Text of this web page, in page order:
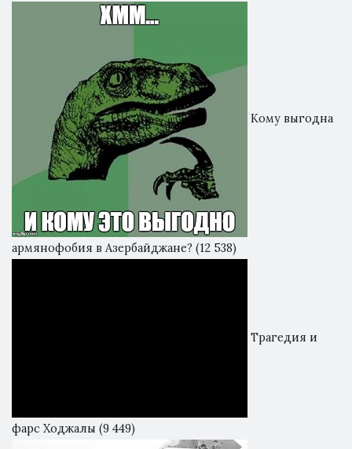
Кому выгодна
армянофобия в Азербайджане? (12 538)
Трагедия и
фарс Ходжалы (9 449)